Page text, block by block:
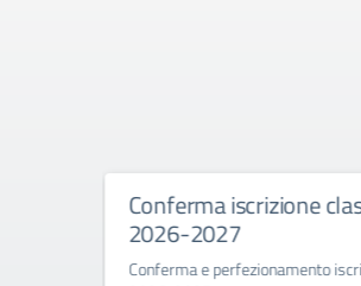
iscrizione classi prime a.s.
e perfezionamento iscrizione classi prime a.s.